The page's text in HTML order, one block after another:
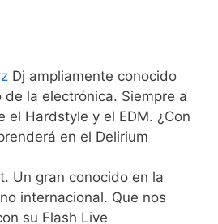
Dj ampliamente conocido
de la electrónica. Siempre a
el Hardstyle y el EDM. ¿Con
en el Delirium
Un gran conocido en la
internacional. Que nos
su Flash Live